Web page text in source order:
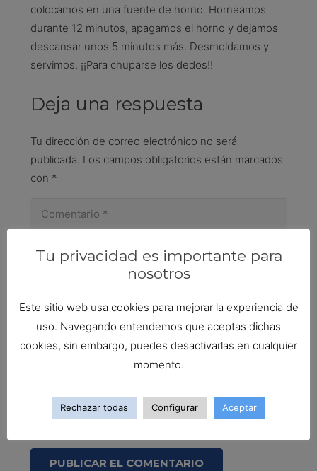
colocamos en una fuente de horno. Horneamos
durante 12 minutos, apagamos el horno y dejamos
descansar unos 5 minutos más. Desmoldamos y
servimos. ¡¡Para chuparse los dedos!!
Deja una respuesta
Tu dirección de correo electrónico no será
publicada. Los campos obligatorios están marcados
con *
Guarda mi nombre, correo electrónico y web en
este navegador para la próxima vez que
PUBLICAR EL COMENTARIO
Tu privacidad es importante para
nosotros
Este sitio web usa cookies para mejorar la experiencia de
uso. Navegando entendemos que aceptas dichas
cookies, sin embargo, puedes desactivarlas en cualquier
momento.
Rechazar todas Configurar Aceptar